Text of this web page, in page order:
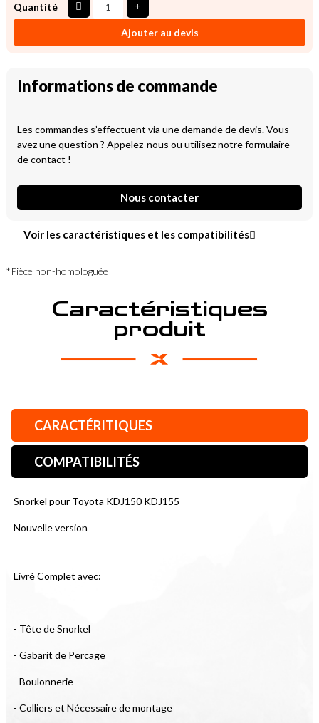
Quantité
Ajouter au devis
Informations de commande
Les commandes s’effectuent via une demande de devis. Vous
avez une question ? Appelez-nous ou utilisez notre formulaire
de contact !
Nous contacter
Voir les caractéristiques et les compatibilités
*Pièce non-homologuée
Caractéristiques
produit
CARACTÉRITIQUES
COMPATIBILITÉS
Snorkel pour Toyota KDJ150 KDJ155
Nouvelle version
Livré Complet avec:
- Tête de Snorkel
- Gabarit de Percage
- Boulonnerie
- Colliers et Nécessaire de montage